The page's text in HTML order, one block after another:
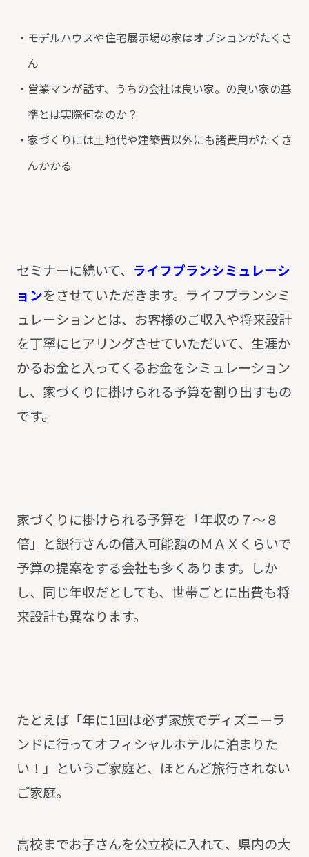
モデルハウスや住宅展示場の家はオプションがたくさ
ん
営業マンが話す、うちの会社は良い家。の良い家の基
準とは実際何なのか？
家づくりには土地代や建築費以外にも諸費用がたくさ
んかかる
セミナーに続いて、 ライフプランシミュレーシ
ョンをさせていただきます。ライフプランシミ
ュレーションとは、お客様のご収入や将来設計
を丁寧にヒアリングさせていただいて、生涯か
かるお金と入ってくるお金をシミュレーション
し、家づくりに掛けられる予算を割り出すもの
です。
家づくりに掛けられる予算を「年収の７～８
倍」と銀行さんの借入可能額のＭＡＸくらいで
予算の提案をする会社も多くあります。しか
し、同じ年収だとしても、世帯ごとに出費も将
来設計も異なります。
たとえば「年に1回は必ず家族でディズニーラ
ンドに行ってオフィシャルホテルに泊まりた
い！」というご家庭と、ほとんど旅行されない
ご家庭。
高校までお子さんを公立校に入れて、県内の大